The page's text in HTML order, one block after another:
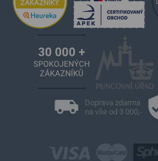
Doprava zdarma
na vše od 3 000,-